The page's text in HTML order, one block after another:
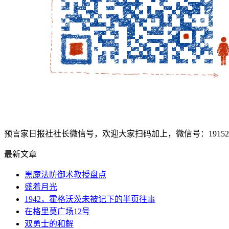
预言家日报社社长微信号，欢迎大家扫码加上，微信号：
最新文章
黑魔法防御术教授盘点
盛着月光
1942，霍格沃茨未被记下的半页往事
在格里莫广场12号
双勇士的和解